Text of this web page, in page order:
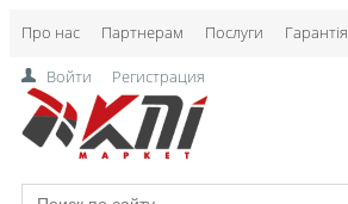
Про нас Партнерам Послуги Гарантія
Войти Регистрация